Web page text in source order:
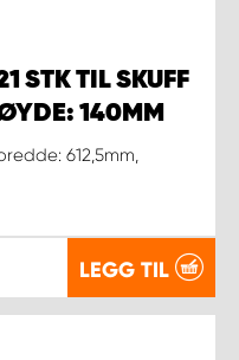
STK TIL SKUFF
140MM
612,5mm,
LEGG TIL